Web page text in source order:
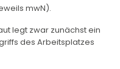
mwN).
legt zwar zunächst ein
des Arbeitsplatzes